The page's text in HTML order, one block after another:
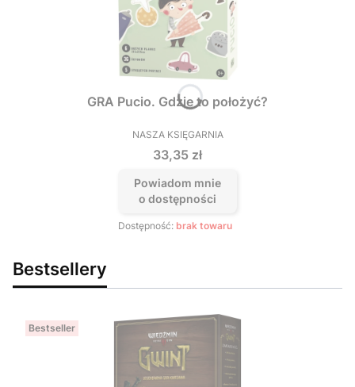
GRA Pucio. Gdzie to położyć?
PRODUCENT
NASZA KSIĘGARNIA
Cena
33,35 zł
Powiadom mnie
o dostępności
Dostępność: brak towaru
Bestsellery
Bestseller